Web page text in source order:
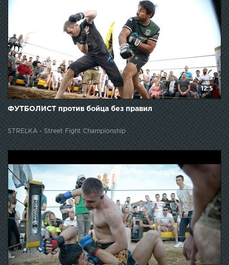
12:5
ФУТБОЛИСТ против бойца без правил
STRELKA - Street Fight Championship